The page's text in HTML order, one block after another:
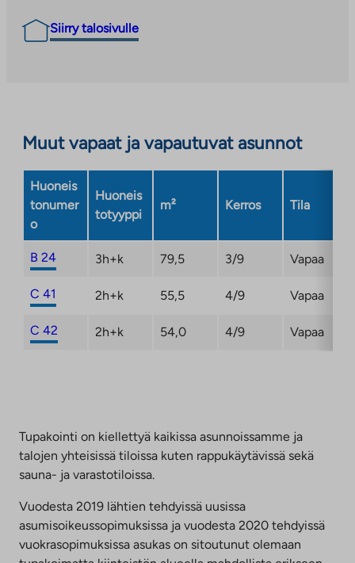
Siirry talosivulle
Muut vapaat ja vapautuvat asunnot
Huoneis
tonumer
o
Huoneis
totyyppi
m² Kerros Tila
B 24 3h+k 79,5 3/9 Vapaa
C 41 2h+k 55,5 4/9 Vapaa
C 42 2h+k 54,0 4/9 Vapaa
Tupakointi on kiellettyä kaikissa asunnoissamme ja
talojen yhteisissä tiloissa kuten rappukäytävissä sekä
sauna- ja varastotiloissa.
Vuodesta 2019 lähtien tehdyissä uusissa
asumisoikeussopimuksissa ja vuodesta 2020 tehdyissä
vuokrasopimuksissa asukas on sitoutunut olemaan